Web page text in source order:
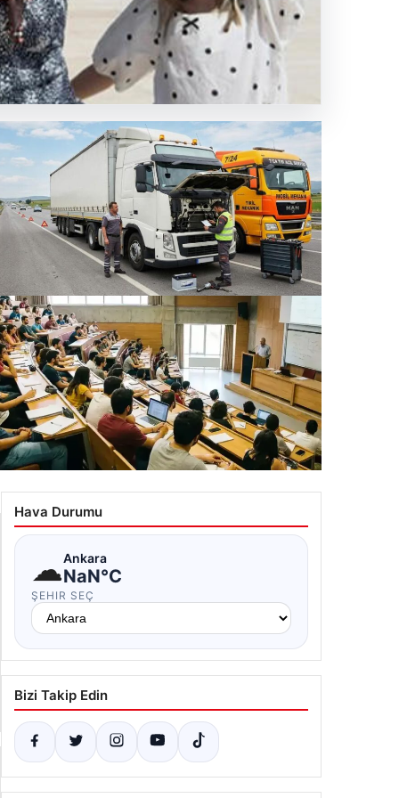
Şehir İlçeleri Araç Performans Donanımları
Akücü
21:10
ikinci öğretim kaldırıldı mı? İkinci
yok mu?
11:43
Hava Durumu
☁Ankara
NaN°C
ŞEHIR SEÇ
Bizi Takip Edin
Yan Manşet
04.08.2026
Bolu’da Vahşet: Yavru Kediye
İşlenen İğrenç Olay Kameralara
Piyasa Verileri